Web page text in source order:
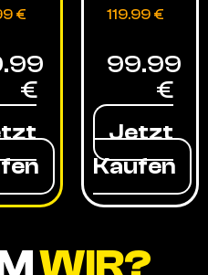
€
€
119.99 €
99.99
€
Jetzt
Kaufen
WIR?